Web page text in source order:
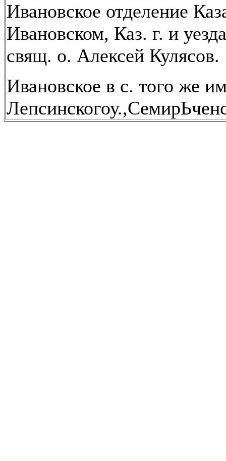
Ивановское отделение
Ивановском, Каз. г. и
свящ. о. Алексей Кулясов.
Ивановское в с. того же